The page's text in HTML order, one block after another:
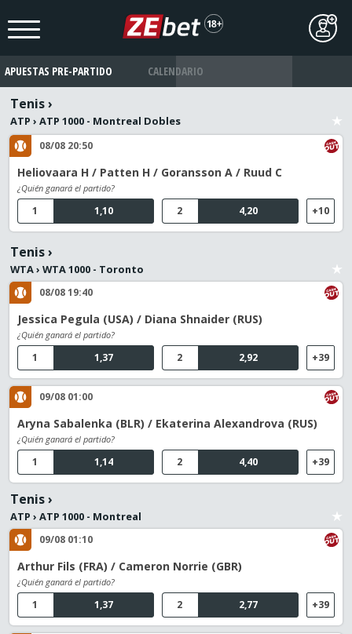
APUESTAS PRE-PARTIDO CALENDARIO
Tenis›
ATP › ATP 1000 - Montreal Dobles
08/08 20:50
Heliovaara H / Patten H / Goransson A / Ruud C
¿Quién ganará el partido?
1,10
1 4,20
2 +10
Tenis›
WTA› WTA 1000 - Toronto
08/08 19:40
Jessica Pegula (USA) / Diana Shnaider (RUS)
¿Quién ganará el partido?
1,37
1 2,92
2 +39
09/08 01:00
Aryna Sabalenka (BLR) / Ekaterina Alexandrova (RUS)
¿Quién ganará el partido?
1,14
1 4,40
2 +39
Tenis›
ATP › ATP 1000 - Montreal
09/08 01:10
Arthur Fils (FRA) / Cameron Norrie (GBR)
¿Quién ganará el partido?
1,37
1 2,77
2 +39